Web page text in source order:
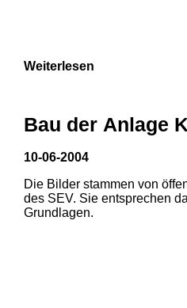
1
Weiterlesen
Bau der Anlage
10-06-2004
Die Bilder stammen von
des SEV. Sie entsprechen
Grundlagen.